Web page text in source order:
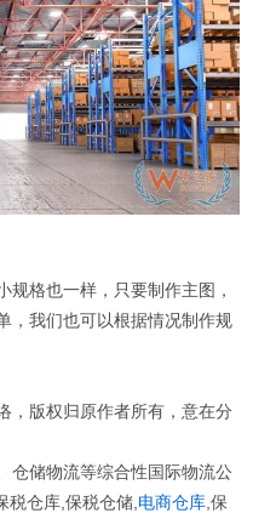
规格也一样，只要制作主图，
，我们也可以根据情况制作规
，版权归原作者所有，意在分
仓储物流等综合性国际物流公
税仓库,保税仓储, 电商仓库 ,保